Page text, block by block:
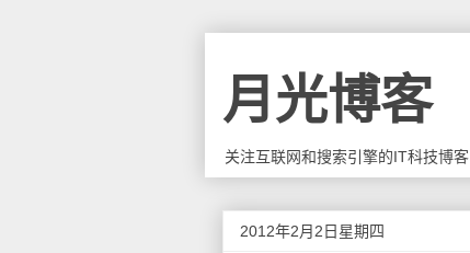
月光博客
关注互联网和搜索引擎的IT科技博客
2012年2月2日星期四